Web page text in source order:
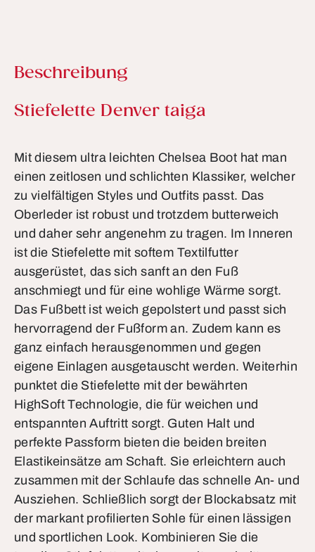
Beschreibung
Produktinformationen
Stiefelette Denver taiga
Mit diesem ultra leichten Chelsea Boot hat man
einen zeitlosen und schlichten Klassiker, welcher
zu vielfältigen Styles und Outfits passt. Das
Oberleder ist robust und trotzdem butterweich
und daher sehr angenehm zu tragen. Im Inneren
ist die Stiefelette mit softem Textilfutter
ausgerüstet, das sich sanft an den Fuß
anschmiegt und für eine wohlige Wärme sorgt.
Das Fußbett ist weich gepolstert und passt sich
hervorragend der Fußform an. Zudem kann es
ganz einfach herausgenommen und gegen
eigene Einlagen ausgetauscht werden. Weiterhin
punktet die Stiefelette mit der bewährten
HighSoft Technologie, die für weichen und
entspannten Auftritt sorgt. Guten Halt und
perfekte Passform bieten die beiden breiten
Elastikeinsätze am Schaft. Sie erleichtern auch
zusammen mit der Schlaufe das schnelle An- und
Ausziehen. Schließlich sorgt der Blockabsatz mit
der markant profilierten Sohle für einen lässigen
und sportlichen Look. Kombinieren Sie die